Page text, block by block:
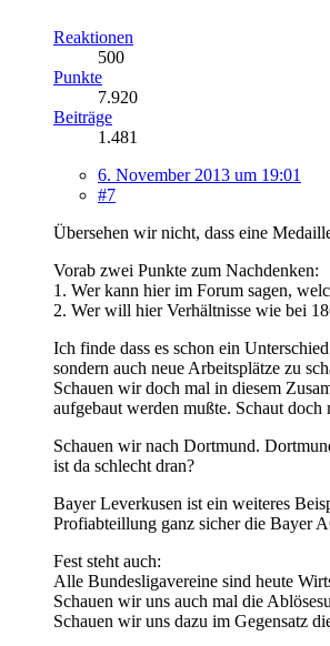
Reaktionen
500
Punkte
7.920
Beiträge
1.481
6. November 2013 um 19:01
#7
Übersehen wir nicht, dass eine
Vorab zwei Punkte zum Nachdenken:
1. Wer kann hier im Forum sagen,
2. Wer will hier Verhältnisse wie bei
Ich finde dass es schon ein
sondern auch neue Arbeitsplätze zu
Schauen wir doch mal in diesem
aufgebaut werden mußte. Schaut
Schauen wir nach Dortmund.
ist da schlecht dran?
Bayer Leverkusen ist ein weiteres
Profiabteillung ganz sicher die Bayer
Fest steht auch:
Alle Bundesligavereine sind heute
Schauen wir uns auch mal die
Schauen wir uns dazu im Gegensatz